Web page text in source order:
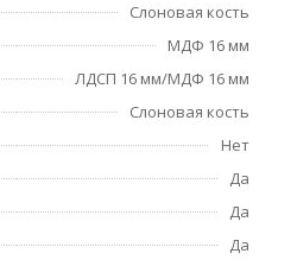
Слоновая кость
МДФ 16 мм
ЛДСП 16 мм/МДФ 16 мм
Слоновая кость
Нет
Да
Да
Да